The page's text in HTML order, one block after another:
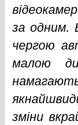
за одним.
чергою
малою
зміни